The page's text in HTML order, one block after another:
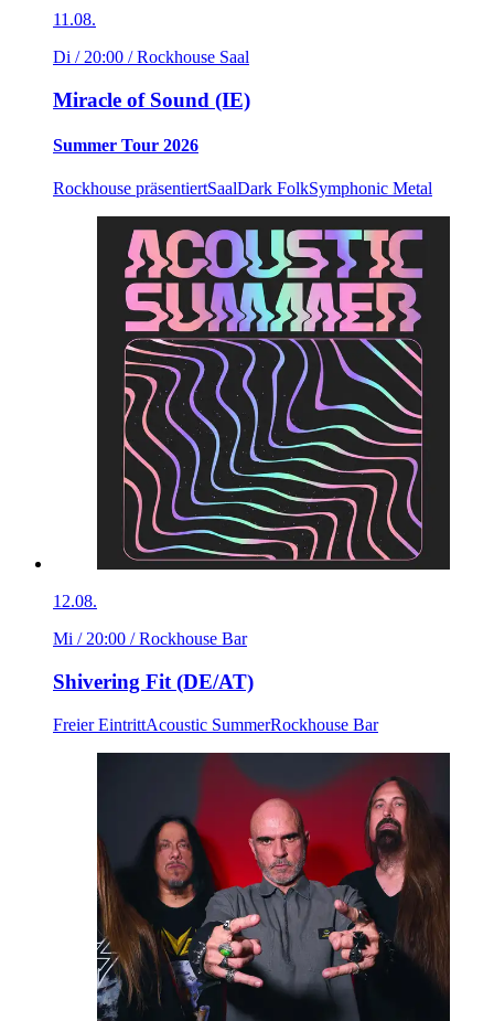
11.08.
Di / 20:00 / Rockhouse Saal
Miracle of Sound (IE)
Summer Tour 2026
Rockhouse präsentiertSaalDark FolkSymphonic Metal
12.08.
Mi / 20:00 / Rockhouse Bar
Shivering Fit (DE/AT)
Freier EintrittAcoustic SummerRockhouse Bar